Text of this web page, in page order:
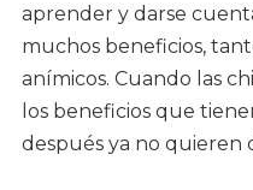
aprender y darse
muchos beneficios,
anímicos. Cuando las
los beneficios que
después ya no quieren